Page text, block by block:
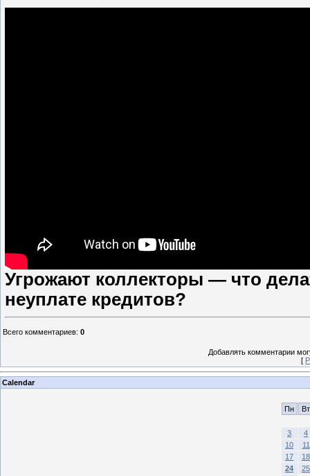
Угрожают коллекторы — что
неуплате кредитов?
Всего комментариев: 0
Добавлять комментарии
[
Calendar
Пн Вт
3
4
10
11
17
18
24
25